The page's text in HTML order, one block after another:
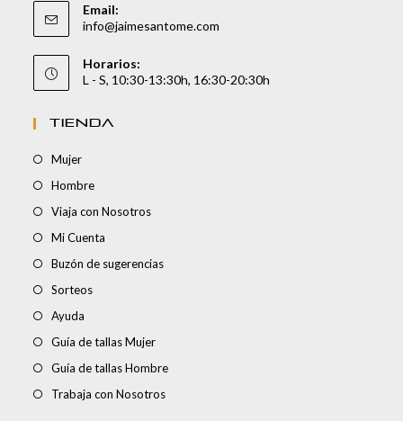
Email:
info@jaimesantome.com
Horarios:
L - S, 10:30-13:30h, 16:30-20:30h
TIENDA
Mujer
Hombre
Viaja con Nosotros
Mi Cuenta
Buzón de sugerencias
Sorteos
Ayuda
Guía de tallas Mujer
Guía de tallas Hombre
Trabaja con Nosotros